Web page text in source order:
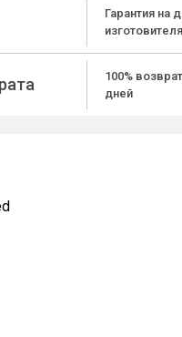
Гарантия на
изготовителя
100%
дней